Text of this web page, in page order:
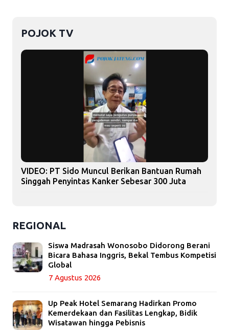
POJOK TV
VIDEO: PT Sido Muncul Berikan Bantuan Rumah
Singgah Penyintas Kanker Sebesar 300 Juta
REGIONAL
Siswa Madrasah Wonosobo Didorong Berani
Bicara Bahasa Inggris, Bekal Tembus Kompetisi
Global
7 Agustus 2026
Up Peak Hotel Semarang Hadirkan Promo
Kemerdekaan dan Fasilitas Lengkap, Bidik
Wisatawan hingga Pebisnis